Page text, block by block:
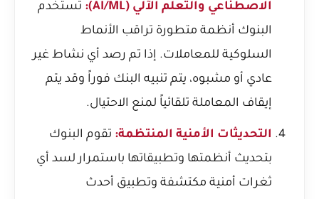
الاصطناعي والتعلم الآلي (AI/ML):
تستخدم
البنوك أنظمة متطورة تراقب الأنماط
السلوكية للمعاملات. إذا تم رصد أي نشاط غير
عادي أو مشبوه، يتم تنبيه البنك فوراً وقد يتم
إيقاف المعاملة تلقائياً لمنع الاحتيال.
التحديثات الأمنية المنتظمة: تقوم البنوك
بتحديث أنظمتها وتطبيقاتها باستمرار لسد أي
ثغرات أمنية مكتشفة وتطبيق أحدث